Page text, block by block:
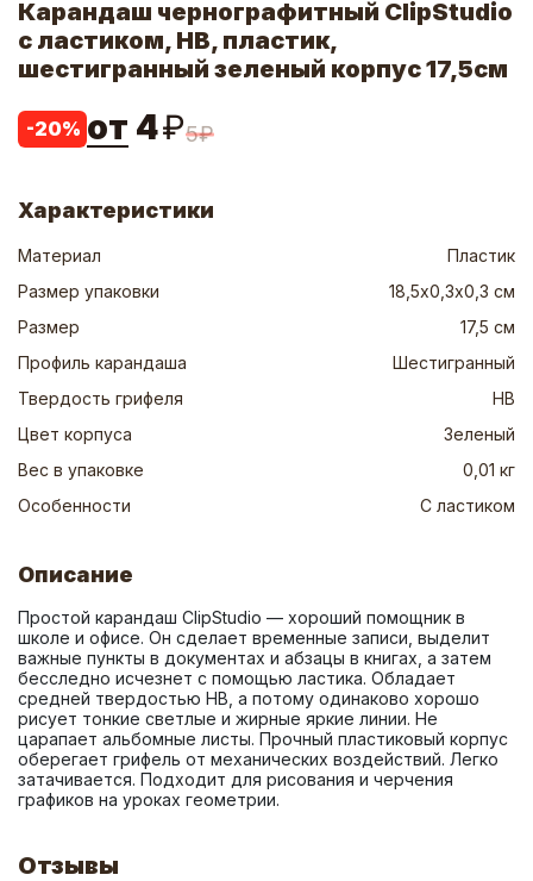
Карандаш чернографитный ClipStudio
с ластиком, HB, пластик,
шестигранный зеленый корпус 17,5см
-20% от 4₽5₽
Характеристики
Материал
Пластик
Размер упаковки
18,5х0,3х0,3 см
Размер
17,5 см
Профиль карандаша
Шестигранный
Твердость грифеля
HB
Цвет корпуса
Зеленый
Вес в упаковке
0,01 кг
Особенности
С ластиком
Описание
Простой карандаш ClipStudio — хороший помощник в
школе и офисе. Он сделает временные записи, выделит
важные пункты в документах и абзацы в книгах, а затем
бесследно исчезнет с помощью ластика. Обладает
средней твердостью HB, а потому одинаково хорошо
рисует тонкие светлые и жирные яркие линии. Не
царапает альбомные листы. Прочный пластиковый корпус
оберегает грифель от механических воздействий. Легко
затачивается. Подходит для рисования и черчения
графиков на уроках геометрии.
Отзывы